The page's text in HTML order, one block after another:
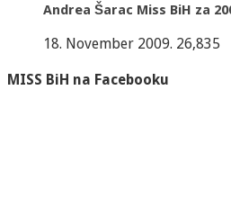
Andrea Šarac Miss BiH za
18. November 2009. 26,835
MISS BiH na Facebooku